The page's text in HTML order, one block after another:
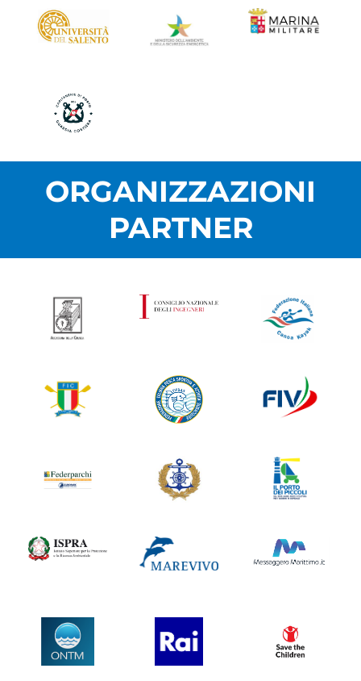
ORGANIZZAZIONI
PARTNER